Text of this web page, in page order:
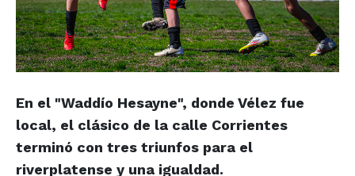
En el "Waddío Hesayne", donde Vélez fue
local, el clásico de la calle Corrientes
terminó con tres triunfos para el
riverplatense y una igualdad.